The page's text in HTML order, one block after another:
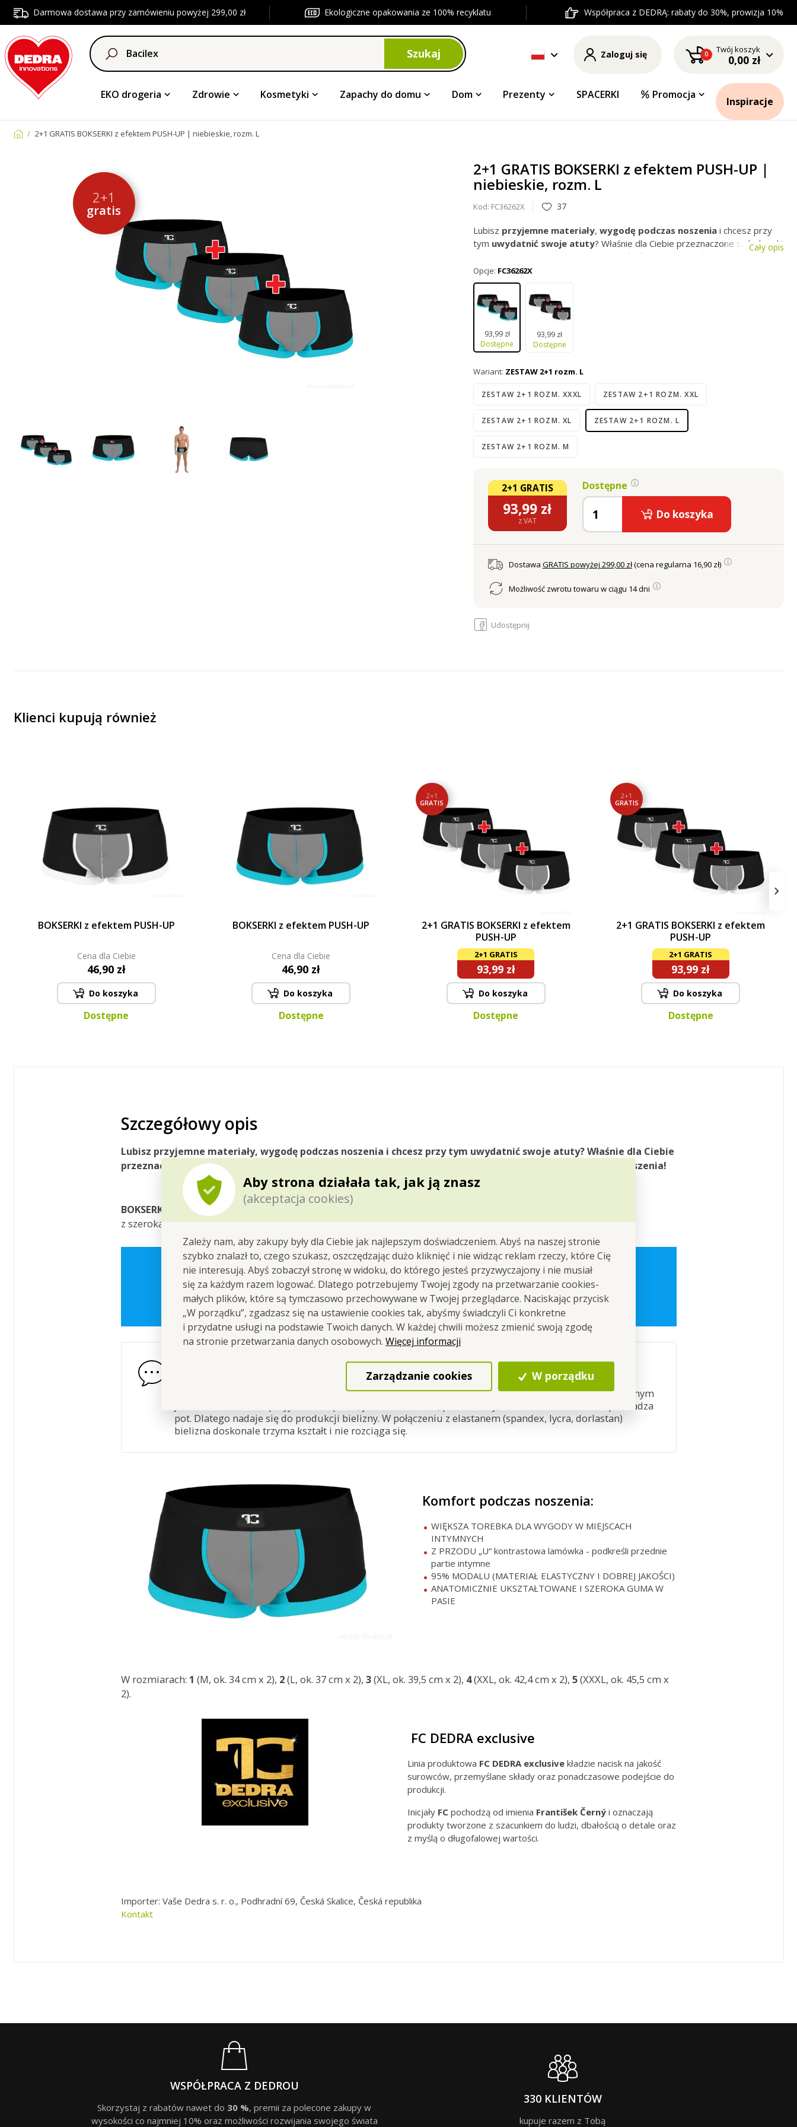
Darmowa dostawa przy zamówieniu powyżej 299,00 zł Ekologiczne opakowania ze 100% recyklatu Współpraca z DEDRĄ: rabaty do 30%, prowizja 10%
Szukaj Zaloguj się 0 Twój koszyk
0,00 zł
EKO drogeria Zdrowie Kosmetyki Zapachy do domu Dom Prezenty SPACERKI Promocja
Inspiracje
Aby strona działała tak, jak ją znasz
(akceptacja cookies)
Zależy nam, aby zakupy były dla Ciebie jak najlepszym doświadczeniem. Abyś na naszej stronie
szybko znalazł to, czego szukasz, oszczędzając dużo kliknięć i nie widząc reklam rzeczy, które Cię
nie interesują. Abyś zobaczył stronę w widoku, do którego jesteś przyzwyczajony i nie musiał
się za każdym razem logować. Dlatego potrzebujemy Twojej zgody na przetwarzanie cookies-
małych plików, które są tymczasowo przechowywane w Twojej przeglądarce. Naciskając przycisk
„W porządku”, zgadzasz się na ustawienie cookies tak, abyśmy świadczyli Ci konkretne
i przydatne usługi na podstawie Twoich danych. W każdej chwili możesz zmienić swoją zgodę
na stronie przetwarzania danych osobowych.Więcej informacji
Zarządzanie cookies W porządku
2+1 GRATIS BOKSERKI z efektem PUSH-UP | niebieskie, rozm. L
2+1
gratis
2+1 GRATIS BOKSERKI z efektem PUSH-UP |
niebieskie, rozm. L
Kod: FC36262X 37
Lubisz przyjemne materiały, wygodę podczas noszeniai chcesz przy
tym uwydatnić swoje atuty? Właśnie dla Ciebie przeznaczone są bokserki
w przedniej części świetnie ukształtowane dla
komfortu noszenia!
Cały opis
Opcje: FC36262X
93,99 zł
Dostępne
93,99 zł
Dostępne
Wariant: ZESTAW 2+1 rozm. L
ZESTAW 2+1 ROZM. XXXL ZESTAW 2+1 ROZM. XXL
ZESTAW 2+1 ROZM. XL ZESTAW 2+1 ROZM. L
ZESTAW 2+1 ROZM. M
2+1 GRATIS
93,99 zł
z VAT
Dostępne
Do koszyka
Dostawa GRATIS powyżej 299,00 zł(cena regularna 16,90 zł)
Możliwość zwrotu towaru w ciągu 14 dni
Udostępnij
Klienci kupują również
BOKSERKI z efektem PUSH-UP
Cena dla Ciebie
46,90 zł
Do koszyka
Dostępne
BOKSERKI z efektem PUSH-UP
Cena dla Ciebie
46,90 zł
Do koszyka
Dostępne
2+1
GRATIS
2+1 GRATIS BOKSERKI z efektem
PUSH-UP
2+1 GRATIS
93,99 zł
Do koszyka
Dostępne
2+1
GRATIS
2+1 GRATIS BOKSERKI z efektem
PUSH-UP
2+1 GRATIS
93,99 zł
Do koszyka
Dostępne
›
Szczegółowy opis
Lubisz przyjemne materiały, wygodę podczas noszenia i chcesz przy tym uwydatnić swoje atuty? Właśnie dla Ciebie
przeznaczone są bokserki z efektem PUSH-UP,
w przedniej części świetnie ukształtowane dla komfortu noszenia!
BOKSERKI z efektem PUSH UP , wygodnie anatomicznie ukształtowane
z szeroką gumą w pasie, z przoduformowanie i większy woreczek dla wygody w pariach intymnych.
Pierwszej jakości materiał zapewnia komfort przy
całodziennym noszeniu.
ma doskonałe właściwości podczas noszenia- jest mięciutkie i gładkie
Modal to naturalny materiałwykonany z celulozy drewna bukowego. Nazywany jest sztucznym
Na ciele przyjemnie się nosi, jest bardzo lekki, przewiewny, dodatkowo świetnie odprowadza
pot. Dlatego nadaje się do produkcji bielizny. W połączeniu z elastanem (spandex, lycra, dorlastan)
bielizna doskonale trzyma kształt i nie rozciąga się.
Komfort podczas noszenia:
WIĘKSZA TOREBKA DLA WYGODY W MIEJSCACH
INTYMNYCH
Z PRZODU „U“ kontrastowa lamówka - podkreśli przednie
partie intymne
95% MODALU (MATERIAŁ ELASTYCZNY I DOBREJ JAKOŚCI)
ANATOMICZNIE UKSZTAŁTOWANE I SZEROKA GUMA W
PASIE
W rozmiarach: 1 (M, ok. 34 cm x 2), 2(L, ok. 37 cm x 2), 3(XL, ok. 39,5 cm x 2), 4(XXL, ok. 42,4 cm x 2), 5(XXXL, ok. 45,5 cm x
2).
FC DEDRA exclusive
Linia produktowa FC DEDRA exclusive kładzie nacisk na jakość
surowców, przemyślane składy oraz ponadczasowe podejście do
produkcji.
Inicjały FC pochodzą od imienia František Černý i oznaczają
produkty tworzone z szacunkiem do ludzi, dbałością o detale oraz
z myślą o długofalowej wartości.
Importer: Vaše Dedra s. r. o., Podhradní 69, Česká Skalice, Česká republika
Kontakt
WSPÓŁPRACA Z DEDROU
Skorzystaj z rabatów nawet do 30 %, premii za polecone zakupy w
wysokości co najmniej 10% oraz możliwości rozwijania swojego świata
330 KLIENTÓW
kupuje razem z Tobą